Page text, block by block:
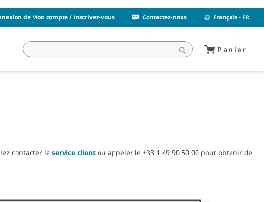
de Mon compte / Inscrivez-vous Contactez-nous Français - FR
Panier
contacter le service client ou appeler le +33 1 49 90 50 00 pour obtenir de